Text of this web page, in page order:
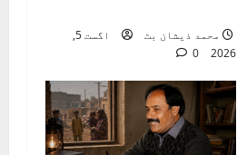
محمد ذیشان بٹ
اگست 5,
2026
0